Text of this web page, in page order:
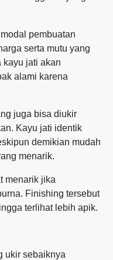
pembuatan
serta mutu yang
kayu jati akan
alami karena
juga bisa diukir
Kayu jati identik
demikian mudah
menarik.
menarik jika
Finishing tersebut
terlihat lebih apik.
ukir sebaiknya